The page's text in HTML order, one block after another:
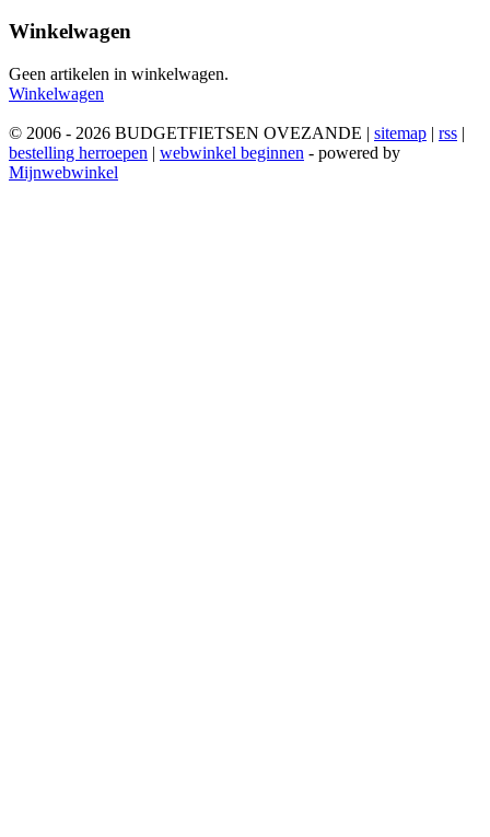
Winkelwagen
Geen artikelen in winkelwagen.
Winkelwagen
© 2006 - 2026 BUDGETFIETSEN OVEZANDE | sitemap | rss |
bestelling herroepen | webwinkel beginnen - powered by
Mijnwebwinkel